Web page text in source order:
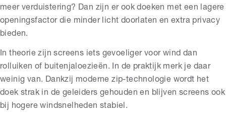
meer verduistering? Dan zijn er ook doeken met een lagere
openingsfactor die minder licht doorlaten en extra privacy
bieden.
In theorie zijn screens iets gevoeliger voor wind dan
rolluiken of buitenjaloezieën. In de praktijk merk je daar
weinig van. Dankzij moderne zip-technologie wordt het
doek strak in de geleiders gehouden en blijven screens ook
bij hogere windsnelheden stabiel.